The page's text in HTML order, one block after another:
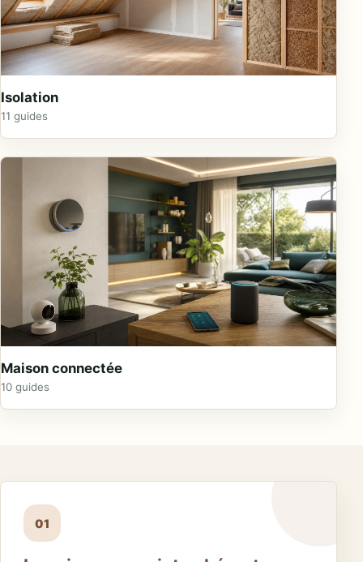
Isolation
11 guides
Maison connectée
10 guides
01